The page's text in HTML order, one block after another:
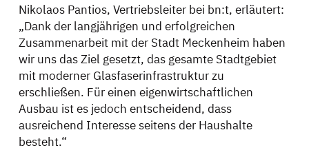
Nikolaos Pantios, Vertriebsleiter bei bn:t, erläutert:
„Dank der langjährigen und erfolgreichen
Zusammenarbeit mit der Stadt Meckenheim haben
wir uns das Ziel gesetzt, das gesamte Stadtgebiet
mit moderner Glasfaserinfrastruktur zu
erschließen. Für einen eigenwirtschaftlichen
Ausbau ist es jedoch entscheidend, dass
ausreichend Interesse seitens der Haushalte
besteht.“